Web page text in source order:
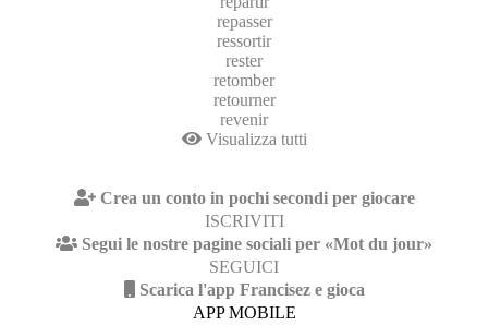
repasser
ressortir
rester
retomber
retourner
revenir
Visualizza tutti
Crea un conto in pochi secondi per giocare
ISCRIVITI
Segui le nostre pagine sociali per «Mot du jour»
SEGUICI
Scarica l'app Francisez e gioca
APP MOBILE